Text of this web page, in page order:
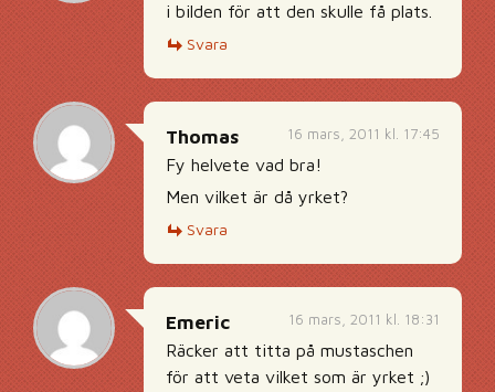
i bilden för att den skulle få plats.
Svara
16 mars, 2011 kl. 17:45
Thomas
Fy helvete vad bra!
Men vilket är då yrket?
Svara
16 mars, 2011 kl. 18:31
Emeric
Räcker att titta på mustaschen
för att veta vilket som är yrket ;)